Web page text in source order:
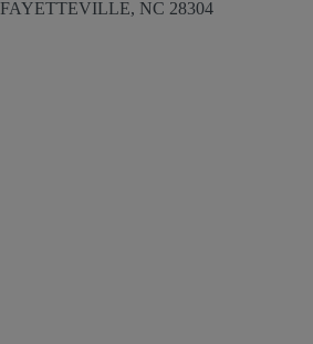
FAYETTEVILLE, NC 28304